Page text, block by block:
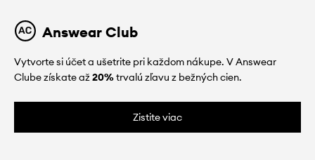
Answear Club
Vytvorte si účet a ušetrite pri každom nákupe. V Answear
Clube získate až20%trvalú zľavu z bežných cien.
Zistite viac